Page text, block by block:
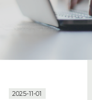
2025-11-01